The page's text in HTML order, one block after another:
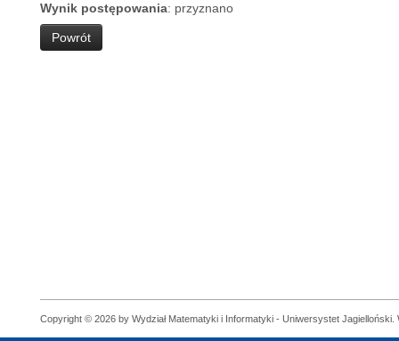
Wynik postępowania: przyznano
Powrót
Copyright © 2026 by Wydział Matematyki i Informatyki - Uniwersystet